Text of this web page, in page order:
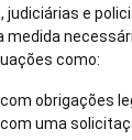
judiciárias e
medida
como:
obrigações
uma